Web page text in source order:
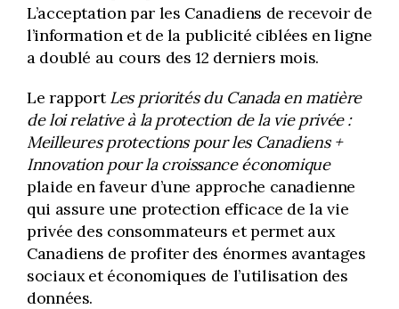
L’acceptation par les Canadiens de recevoir de
l’information et de la publicité ciblées en ligne
a doublé au cours des 12 derniers mois.
Le rapportLes priorités du Canada en matière
de loi relative à la protection de la vie privée :
Meilleures protections pour les Canadiens +
Innovation pour la croissance économique
plaide en faveur d’une approche canadienne
qui assure une protection efficace de la vie
privée des consommateurs et permet aux
Canadiens de profiter des énormes avantages
sociaux et économiques de l’utilisation des
données.